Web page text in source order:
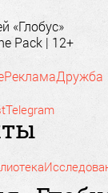
«Глобус»
Pack | 12+
РекламаДружба
Telegram